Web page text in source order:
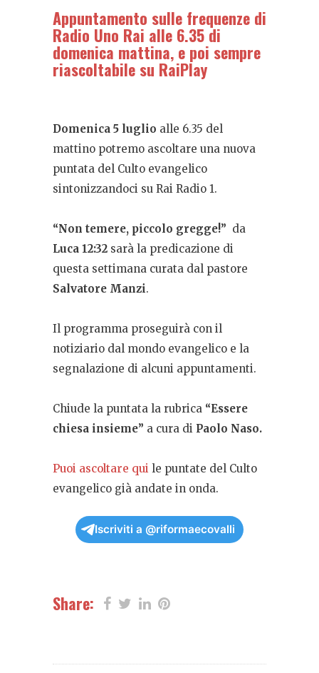
Appuntamento sulle frequenze di
Radio Uno Rai alle 6.35 di
domenica mattina, e poi sempre
riascoltabile su RaiPlay
Domenica 5 luglio alle 6.35 del
mattino potremo ascoltare una nuova
puntata del Culto evangelico
sintonizzandoci su Rai Radio 1.
“Non temere, piccolo gregge!” da
Luca 12:32 sarà la predicazione di
questa settimana curata dal pastore
Salvatore Manzi.
Il programma proseguirà con il
notiziario dal mondo evangelico e la
segnalazione di alcuni appuntamenti.
Chiude la puntata la rubrica “Essere
chiesa insieme” a cura di Paolo Naso.
Puoi ascoltare qui le puntate del Culto
evangelico già andate in onda.
Iscriviti a @riformaecovalli
Share: